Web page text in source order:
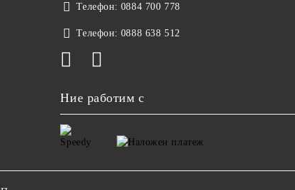
Телефон: 0884 700 778
Телефон: 0888 638 512
Ние работим с